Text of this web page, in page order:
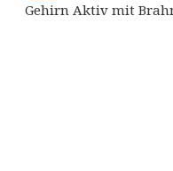
Gehirn Aktiv mit